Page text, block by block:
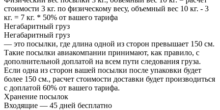
стоимости 3 кг. по физическому весу, объемный вес 10 кг. - 3
кг. = 7 кг. * 50% от вашего тарифа
Негабаритный груз
Негабаритный груз
— это посылки, где длина одной из сторон превышает 150 см.
Такие посылки авиакомпании принимают, как правило, с
дополнительной доплатой на всем пути следования груза.
Если одна из сторон вашей посылки после упаковки будет
более 150 см., расчет стоимости доставки будет производиться
с доплатой 60% от вашего тарифа.
Хранение посылок
Входящие — 45 дней бесплатно